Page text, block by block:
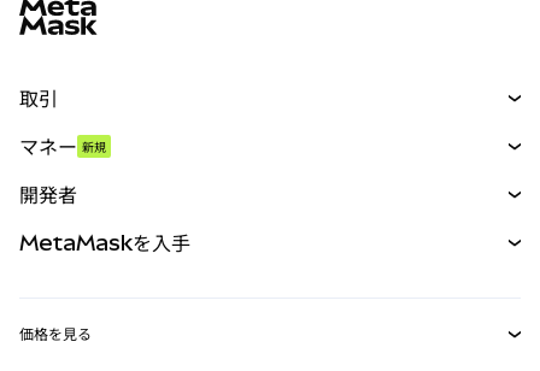
取引
パーペチュアル
RWA
マネー 新規
開発者
MetaMaskを入手
価格を見る